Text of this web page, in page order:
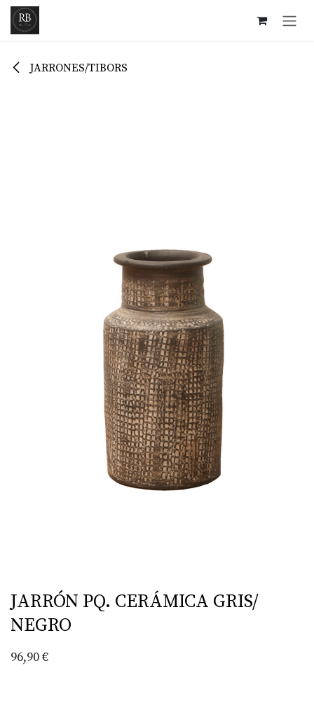
Ir al contenido
JARRONES/TIBORS
JARRÓN PQ. CERÁMICA GRIS/
NEGRO
96,90€